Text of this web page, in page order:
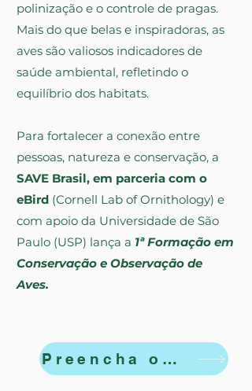
polinização e o controle de pragas.
Mais do que belas e inspiradoras, as
aves são valiosos indicadores de
saúde ambiental, refletindo o
equilíbrio dos habitats.
Para fortalecer a conexão entre
pessoas, natureza e conservação, a
SAVE Brasil, em parceria com o
eBird (Cornell Lab of Ornithology) e
com apoio da Universidade de São
Paulo (USP) lança a 1ª Formação em
Conservação e Observação de
Aves.
Preencha o formulário de interesse